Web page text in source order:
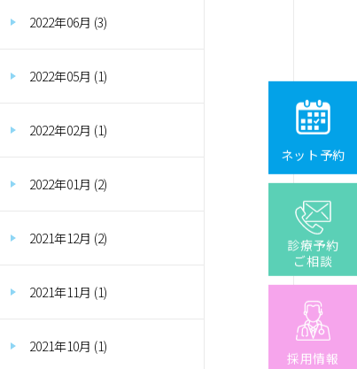
2022年06月 (3)
2022年05月 (1)
2022年02月 (1)
2022年01月 (2)
2021年12月 (2)
2021年11月 (1)
2021年10月 (1)
ネット予約
診療予約
ご相談
採用情報